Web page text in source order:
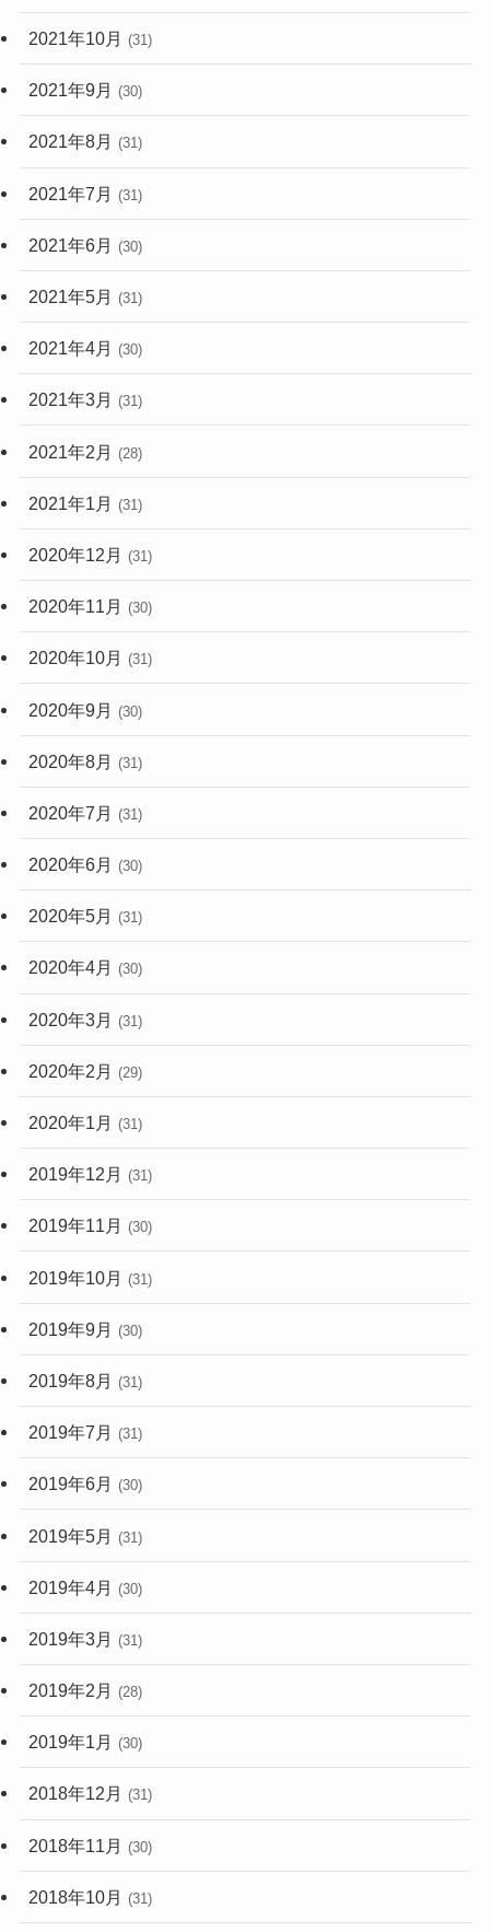
2021年10月 (31)
2021年9月 (30)
2021年8月 (31)
2021年7月 (31)
2021年6月 (30)
2021年5月 (31)
2021年4月 (30)
2021年3月 (31)
2021年2月 (28)
2021年1月 (31)
2020年12月 (31)
2020年11月 (30)
2020年10月 (31)
2020年9月 (30)
2020年8月 (31)
2020年7月 (31)
2020年6月 (30)
2020年5月 (31)
2020年4月 (30)
2020年3月 (31)
2020年2月 (29)
2020年1月 (31)
2019年12月 (31)
2019年11月 (30)
2019年10月 (31)
2019年9月 (30)
2019年8月 (31)
2019年7月 (31)
2019年6月 (30)
2019年5月 (31)
2019年4月 (30)
2019年3月 (31)
2019年2月 (28)
2019年1月 (30)
2018年12月 (31)
2018年11月 (30)
2018年10月 (31)